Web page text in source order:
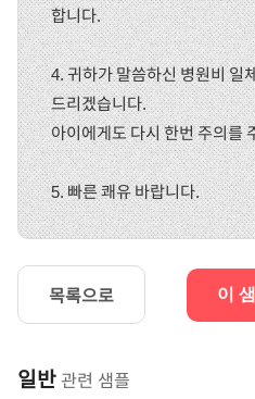
합니다.
4. 귀하가 말씀하신 병원비 일
드리겠습니다.
아이에게도 다시 한번 주의를
5. 빠른 쾌유 바랍니다.
목록으로 이
일반 관련 샘플